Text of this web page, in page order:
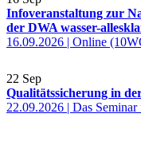
Infoveranstaltung zur
der DWA wasser-
16.09.2026 | Online
22 Sep
Qualitätssicherung in
22.09.2026 | Das